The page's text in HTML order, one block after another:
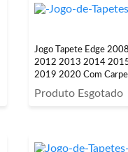
Jogo Tapete Edge
2012 2013 2014
2019 2020 Com
Produto Esgotado